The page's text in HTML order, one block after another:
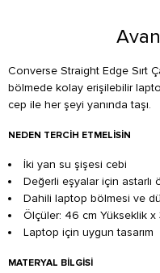
Converse Straight Edge Sırt
bölmede kolay erişilebilir
cep ile her şeyi yanında taşı.
NEDEN TERCIH ETMELISIN
İki yan su şişesi cebi
Değerli eşyalar için astarlı
Dahili laptop bölmesi ve
Ölçüler: 46 cm Yükseklik x
Laptop için uygun tasarım
MATERYAL BILGISI